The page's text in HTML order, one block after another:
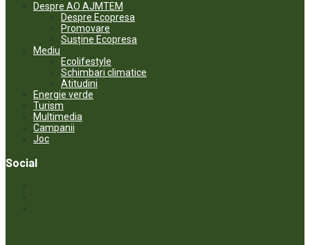
Despre AO AJMTEM
Despre Ecopresa
Promovare
Susține Ecopresa
Mediu
Ecolifestyle
Schimbari climatice
Atitudini
Energie verde
Turism
Multimedia
Campanii
Joc
Social